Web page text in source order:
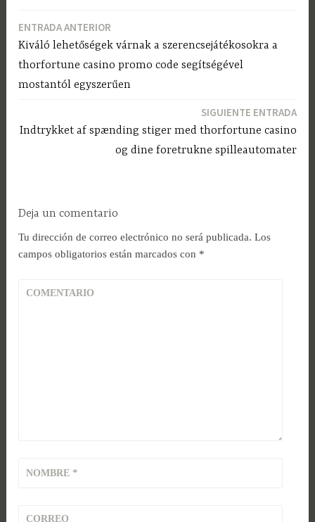
Navegación
de
entradas
ENTRADA ANTERIOR
Kiváló lehetőségek várnak a szerencsejátékosokra a
thorfortune casino promo code segítségével
mostantól egyszerűen
SIGUIENTE ENTRADA
Indtrykket af spænding stiger med thorfortune casino
og dine foretrukne spilleautomater
Deja un comentario
Tu dirección de correo electrónico no será publicada. Los
campos obligatorios están marcados con *
COMENTARIO
NOMBRE *
CORREO